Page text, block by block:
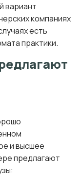
вариант
компаниях
есть
практики.
и высшее
предлагают